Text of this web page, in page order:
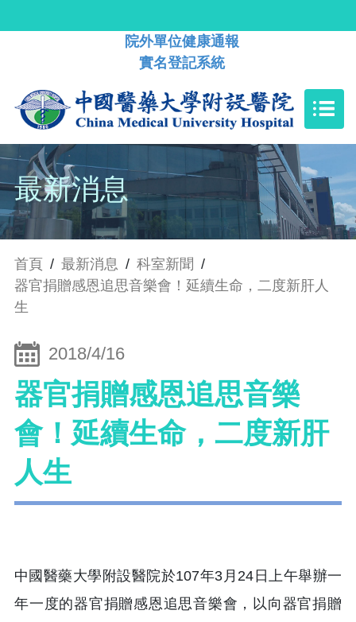
院外單位健康通報
實名登記系統
最新消息
首頁 / 最新消息 / 科室新聞 /
器官捐贈感恩追思音樂會！延續生命，二度新肝人
生
2018/4/16
器官捐贈感恩追思音樂
會！延續生命，二度新肝
人生
中國醫藥大學附設醫院於107年3月24日上午舉辦一
年一度的器官捐贈感恩追思音樂會，以向器官捐贈